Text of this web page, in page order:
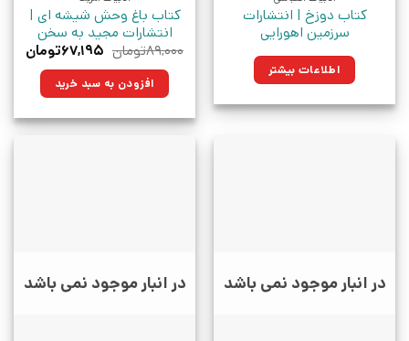
کتاب دوزخ | انتشارات
سرزمین اهورایی
اطلاعات بیشتر
کتاب باغ وحش شیشه ای |
انتشارات مجید به سخن
۸۹,۰۰۰تومان قیمت
۸۹,۰۰۰تومان
بود.
۶۷,۱۹۵تومان
افزودن به سبد خرید
در انبار موجود نمی باشد در انبار موجود نمی باشد